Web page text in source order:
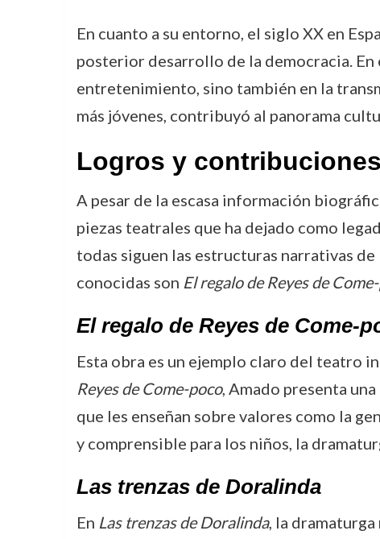
En cuanto a su entorno, el siglo XX en
posterior desarrollo de la democracia.
entretenimiento, sino también en la
más jóvenes, contribuyó al panorama
Logros y contribuciones
A pesar de la escasa información
piezas teatrales que ha dejado como
todas siguen las estructuras narrativas
conocidas son El regalo de Reyes de
El regalo de Reyes de Come-
Esta obra es un ejemplo claro del teatro
Reyes de Come-poco, Amado presenta
que les enseñan sobre valores como la
y comprensible para los niños, la
Las trenzas de Doralinda
En Las trenzas de Doralinda, la